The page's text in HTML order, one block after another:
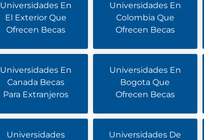
Universidades En
El Exterior Que
Ofrecen Becas
Universidades En
Colombia Que
Ofrecen Becas
Universidades En
Canada Becas
Para Extranjeros
Universidades En
Bogota Que
Ofrecen Becas
Universidades
Universidades De